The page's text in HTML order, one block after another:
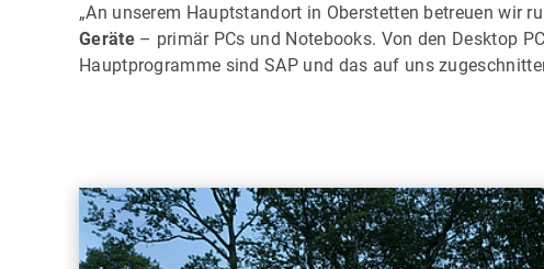
„An unserem Hauptstandort in Oberstetten betreuen wir
Geräte– primär PCs und Notebooks. Von den Desktop
Hauptprogramme sind SAP und das auf uns